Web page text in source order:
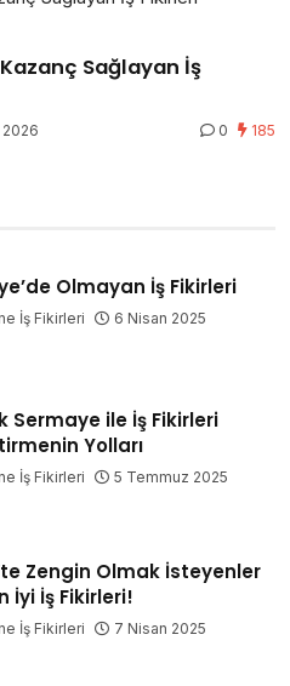
Sağlayan İş
2026 0 185
Olmayan İş Fikirleri
İş Fikirleri 6 Nisan 2025
Sermaye ile İş Fikirleri
Yolları
İş Fikirleri 5 Temmuz 2025
Zengin Olmak İsteyenler
İyi İş Fikirleri!
İş Fikirleri 7 Nisan 2025